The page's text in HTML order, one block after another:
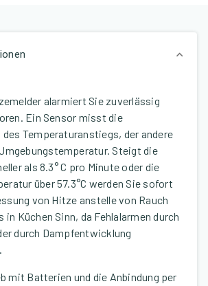
alarmiert Sie zuverlässig
Ein Sensor misst die
Temperaturanstiegs, der andere
Steigt die
als 8.3° C pro Minute oder die
über 57.3°C werden Sie sofort
von Hitze anstelle von Rauch
in Küchen Sinn, da Fehlalarmen durch
durch Dampfentwicklung
mit Batterien und die Anbindung per